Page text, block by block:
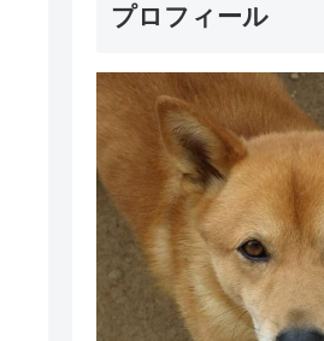
プロフィール